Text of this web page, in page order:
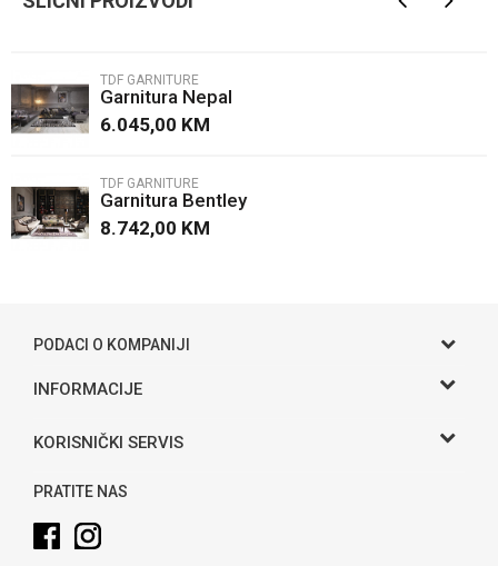
Poruka
TDF GARNITURE
Garnitura Nepal
6.045,00 KM
TDF GARNITURE
Garnitura Bentley
8.742,00 KM
PODACI O KOMPANIJI
Gama S doo
Adresa
Telefon:
Email:
INFORMACIJE
O nama
KORISNIČKI SERVIS
Uslovi korišćenja i prodaje
Kako kupiti
PRATITE NAS